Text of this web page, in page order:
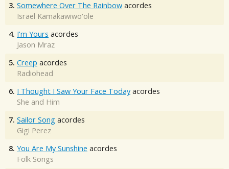
3. Somewhere Over The Rainbow acordes
Israel Kamakawiwo'ole
4. I'm Yours acordes
Jason Mraz
5. Creep acordes
Radiohead
6. I Thought I Saw Your Face Today acordes
She and Him
7. Sailor Song acordes
Gigi Perez
8. You Are My Sunshine acordes
Folk Songs